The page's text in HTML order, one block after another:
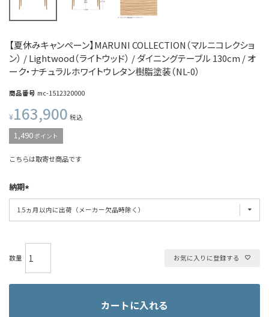
【夏休みキャンペーン】MARUNI COLLECTION（マルニコレクショ
ン） / Lightwood（ライトウッド） / ダイニングテーブル 130cm / オ
ーク・ナチュラルホワイトウレタン樹脂塗装（NL-0）
商品番号 mc-1512320000
¥163,900 税込
1,490ポイント
こちらは取寄せ商品です
納期
お気に入りに登録する
カートに入れる